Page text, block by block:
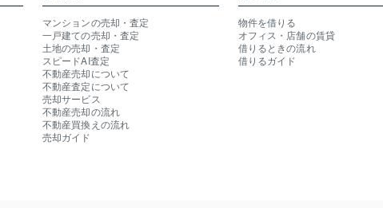
マンションの売却・査定
一戸建ての売却・査定
土地の売却・査定
スピードAI査定
不動産売却について
不動産査定について
売却サービス
不動産売却の流れ
不動産買換えの流れ
売却ガイド
物件を借りる
オフィス・店舗の賃貸
借りるときの流れ
借りるガイド